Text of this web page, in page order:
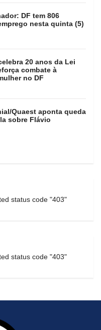
DF tem 806
nesta quinta (5)
20 anos da Lei
combate à
no DF
Quaest aponta queda
sobre Flávio
status code "403"
status code "403"